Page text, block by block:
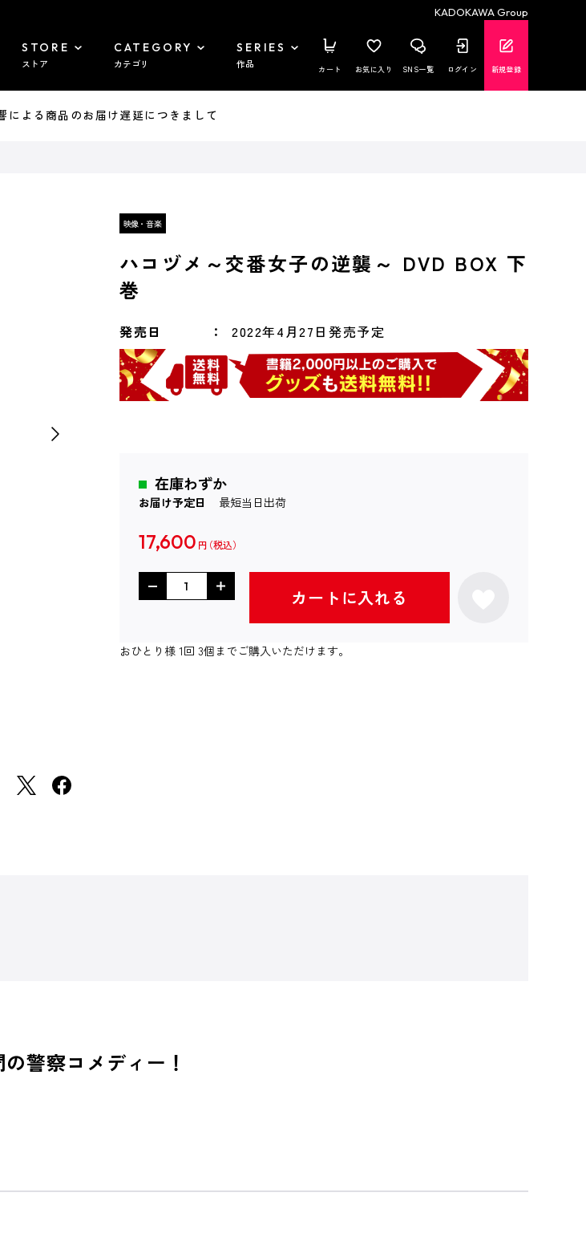
KADOKAWA Group
STORE
ストア
CATEGORY
カテゴリ
SERIES
作品 カート お気に入り SNS一覧 ログイン 新規登録
よる商品のお届け遅延につきまして
ハコヅメ～交番女子の逆襲～ DVD BOX 下
巻
発売日 2022年4月27日発売予定
在庫わずか
お届け予定日 最短当日出荷
17,600 円
カートに入れる
おひとり様 1回 3個までご購入いただけます。
警察コメディー！